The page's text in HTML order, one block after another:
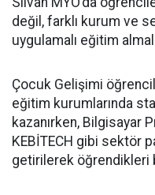
değil, farklı kurum ve
uygulamalı eğitim
Çocuk Gelişimi
eğitim kurumlarında
kazanırken, Bilgisayar
KEBİTECH gibi sektör
getirilerek öğrendikleri